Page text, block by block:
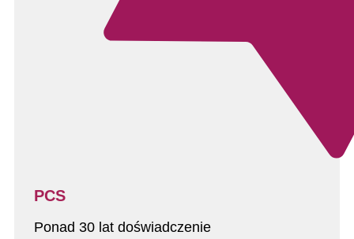
PCS
Ponad 30 lat doświadczenie